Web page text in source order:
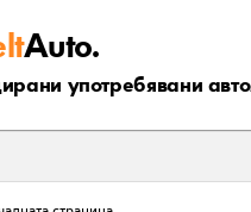
Auto.
употребявани